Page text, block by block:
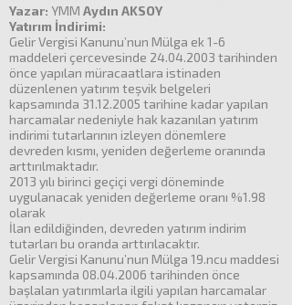
Yazar: YMM Aydın AKSOY
Yatırım İndirimi:
Gelir Vergisi Kanunu’nun Mülga ek 1-6
maddeleri çercevesinde 24.04.2003 tarihinden
önce yapılan müracaatlara istinaden
düzenlenen yatırım teşvik belgeleri
kapsamında 31.12.2005 tarihine kadar yapılan
harcamalar nedeniyle hak kazanılan yatırım
indirimi tutarlarının izleyen dönemlere
devreden kısmı, yeniden değerleme oranında
arttırılmaktadır.
2013 yılı birinci geçiçi vergi döneminde
uygulanacak yeniden değerleme oranı %1.98
olarak
İlan edildiğinden, devreden yatırım indirim
tutarları bu oranda arttırılacaktır.
Gelir Vergisi Kanunu’nun Mülga 19.ncu maddesi
kapsamında 08.04.2006 tarihinden önce
başlalan yatırımlarla ilgili yapılan harcamalar